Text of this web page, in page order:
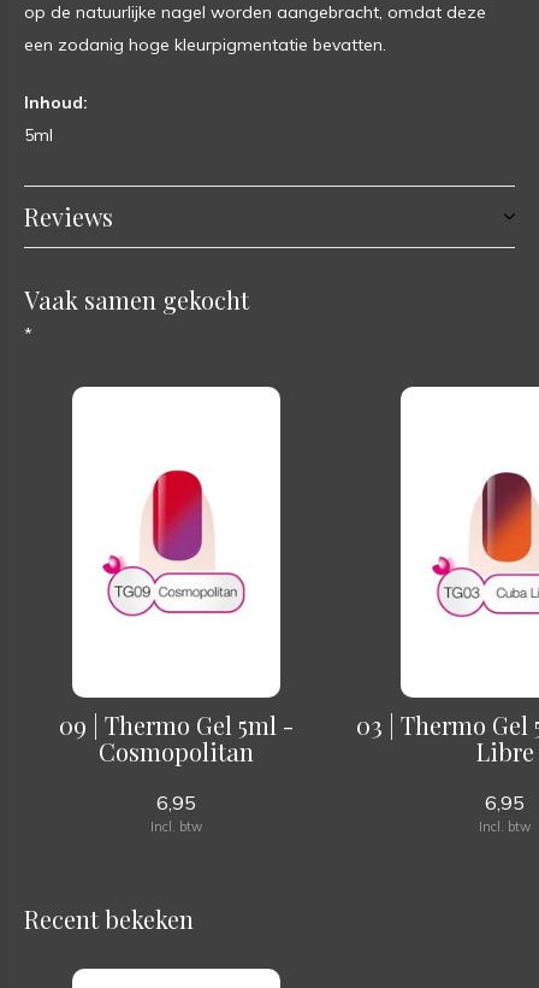
op de natuurlijke nagel worden aangebracht, omdat deze
een zodanig hoge kleurpigmentatie bevatten.
Inhoud:
5ml
Reviews
Vaak samen gekocht
*
09 | Thermo Gel 5ml -
Cosmopolitan
6,95
Incl. btw
03 | Thermo Gel
Libre
6,95
Incl. btw
Recent bekeken